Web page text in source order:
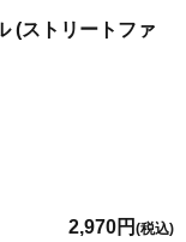
(ストリートファ
2,970円 (税込)